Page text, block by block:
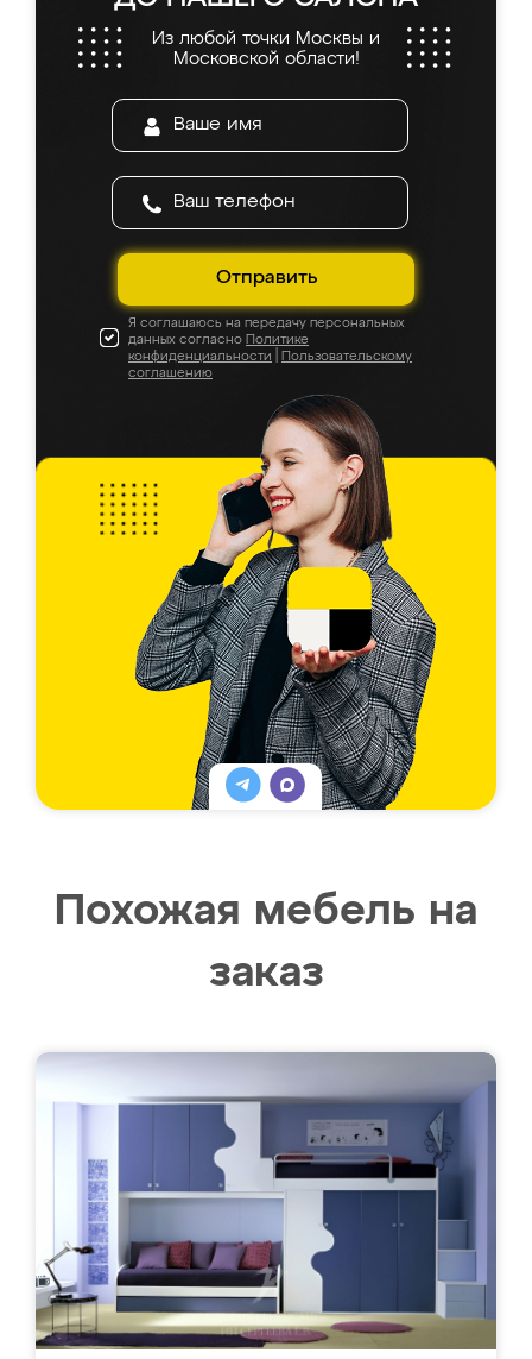
Из любой точки Москвы и
Московской области!
Отправить
Я соглашаюсь на передачу персональных
данных согласно Политике
конфиденциальности
Пользовательскому
соглашению
Похожая мебель на
заказ